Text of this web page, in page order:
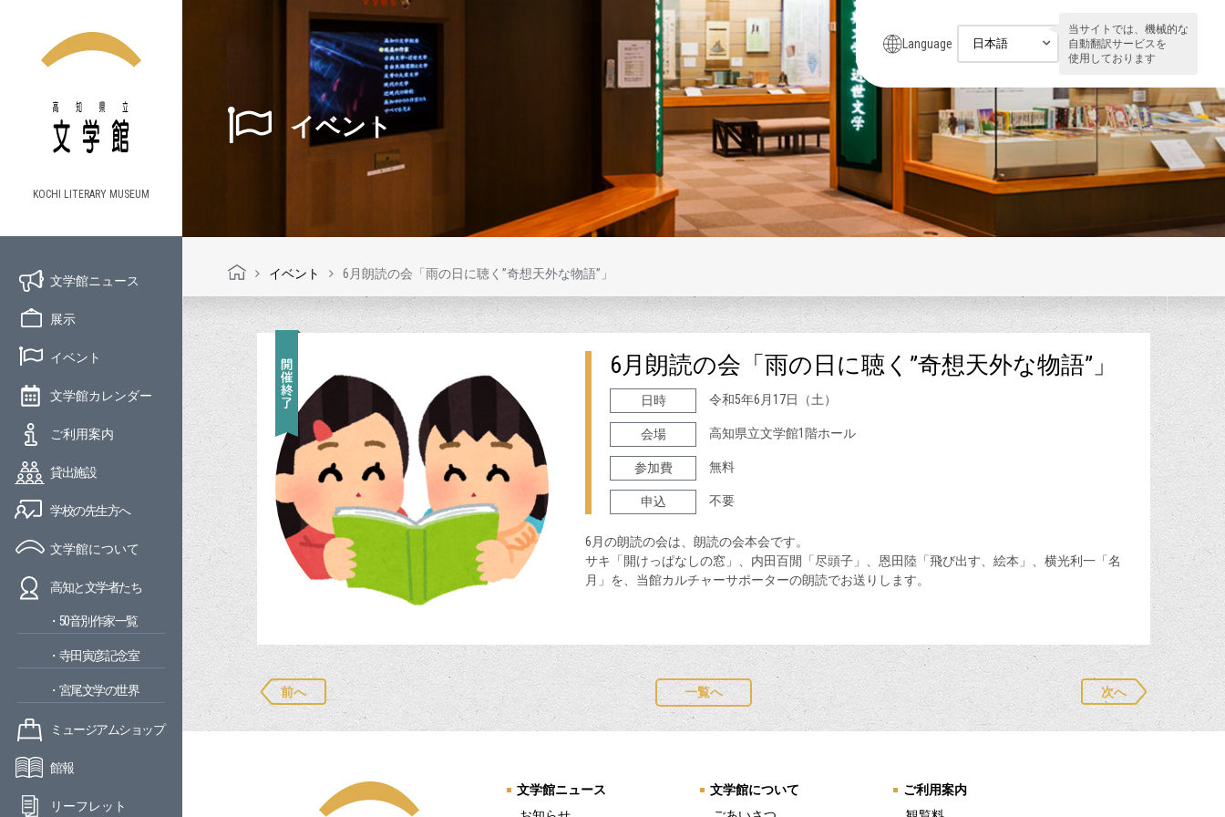
KOCHI LITERARY MUSEUM
文学館ニュース
展示
イベント
文学館カレンダー
ご利用案内
貸出施設
学校の先生方へ
文学館について
高知と文学者たち
・50音別作家一覧
・寺田寅彦記念室
・宮尾文学の世界
ミュージアムショップ
館報
リーフレット
Language
当サイトでは、機械的な
自動翻訳サービスを
使用しております
イベント
イベント 6月朗読の会「雨の日に聴く”奇想天外な物語”」
6月朗読の会「雨の日に聴く”奇想天外な物語”」
日時 令和5年6月17日（土）
会場 高知県立文学館1階ホール
参加費 無料
申込 不要
6月の朗読の会は、朗読の会本会です。
サキ「開けっぱなしの窓」、内田百閒「尽頭子」、恩田陸「飛び出す、絵本」、横光利一「名
月」を、当館カルチャーサポーターの朗読でお送りします。
前へ 一覧へ 次へ
文学館ニュース
文学館について
ご利用案内